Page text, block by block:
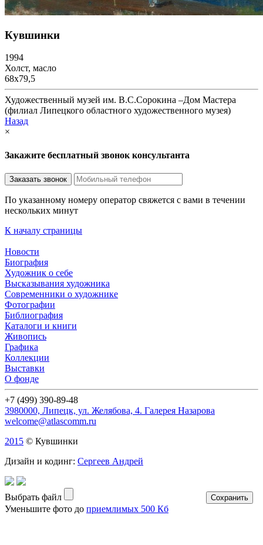
Кувшинки
1994
Холст, масло
68х79,5
Художественный музей им. В.С.Сорокина –Дом Мастера
(филиал Липецкого областного художественного музея)
Назад
×
Закажите бесплатный звонок консультанта
По указанному номеру оператор свяжется с вами в течении
нескольких минут
К началу страницы
Новости
Биография
Художник о себе
Выcказывания художника
Современники о художнике
Фотографии
Библиография
Каталоги и книги
Живопись
Графика
Коллекции
Выставки
О фонде
+7 (499) 390-89-48
3980000, Липецк, ул. Желябова, 4. Галерея Назарова
welcome@atlascomm.ru
2015 © Кувшинки
Дизайн и кодинг: Сергеев Андрей
Выбрать файл
Уменьшите фото до приемлимых 500 Кб